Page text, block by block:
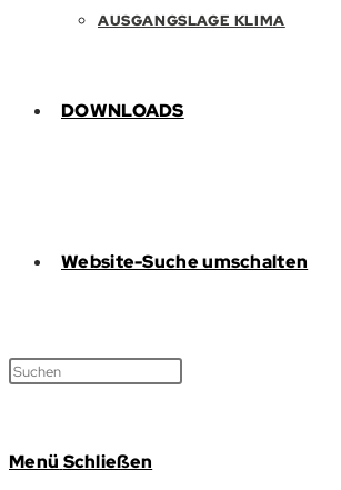
AUSGANGSLAGE KLIMA
DOWNLOADS
Website-Suche umschalten
Menü Schließen